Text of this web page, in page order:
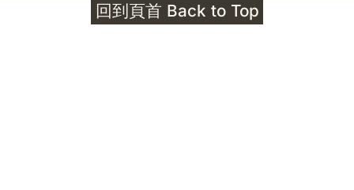
回到頁首 Back to Top